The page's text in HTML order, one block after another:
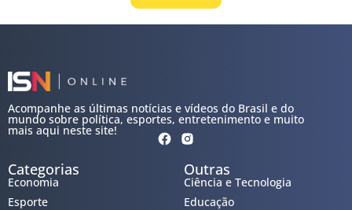
Acompanhe as últimas notícias e vídeos do Brasil e do
mundo sobre política, esportes, entretenimento e muito
mais aqui neste site!
Categorias
Economia
Esporte
Outras
Ciência e Tecnologia
Educação